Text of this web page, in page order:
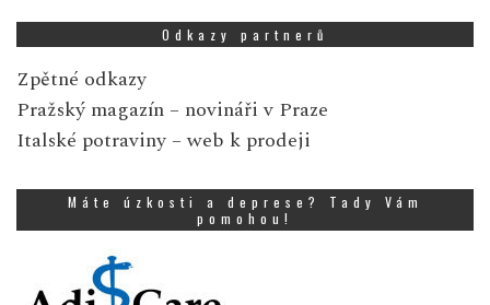
Odkazy partnerů
Zpětné odkazy
Pražský magazín – novináři v Praze
Italské potraviny – web k prodeji
Máte úzkosti a deprese? Tady Vám
pomohou!